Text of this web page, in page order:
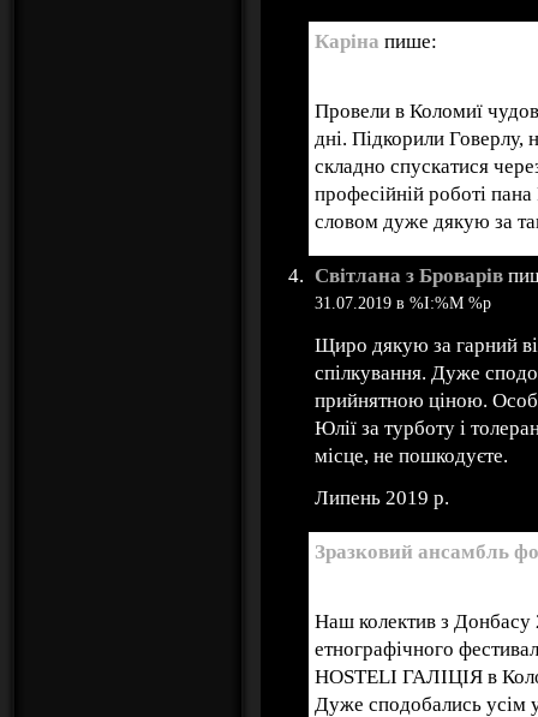
Каріна пише:
Провели в Коломиї
дні. Підкорили Говерлу,
складно спускатися
професійній роботі
словом дуже дякую за
Світлана з Броварів
31.07.2019 в %I:%M %p
Щиро дякую за гарний
спілкування. Дуже
прийнятною ціною.
Юлії за турботу і
місце, не пошкодуєте.
Липень 2019 р.
Зразковий ансамбль
Наш колектив з Донбасу
етнографічного
HOSTELI ГАЛІЦІЯ в
Дуже сподобались усім